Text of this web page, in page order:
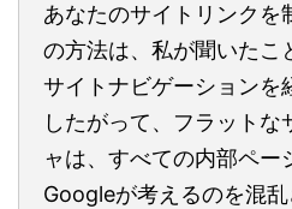
あなたのサイトリンクを
の方法は、私が聞いたこ
サイトナビゲーションを
したがって、フラットな
ャは、すべての内部ペー
Googleが考えるのを混乱